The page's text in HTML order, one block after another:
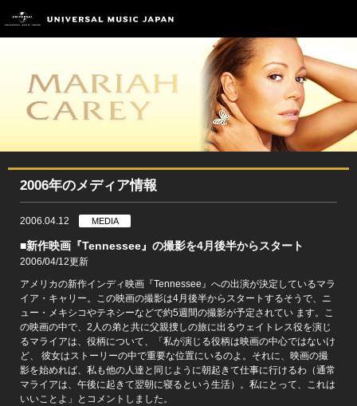
2006年のメディア情報
2006.04.12 MEDIA
■新作映画『Tennessee』の撮影を4月後半からスタート
2006/04/12更新
アメリカの新作インディ映画『Tennessee』への出演が決定しているマラ
イア・キャリー。この映画の撮影は4月後半からスタートするそうで、ニ
ュー・メキシコやテネシーなどで約5週間の撮影が予定されてい ます。こ
の映画の中で、2人の弟と共に父親捜しの旅に出るウェイトレス役を演じ
るマライアは、役柄について、「私が演じる役柄は映画の中心ではないけ
ど、 彼女はストーリーの中で重要な位置にいるのよ。それに、映画の撮
影を始めれば、私も他の人達と同じように朝起きて仕事に行けるわ（通常
マライアは、午後に起きて翌朝に寝るという生活）。私にとって、これは
いいことよ」とコメントしました。